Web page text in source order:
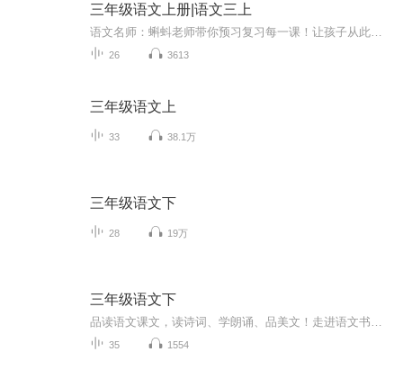
三年级语文上册|语文三上
26 3613
三年级语文上
33 38.1万
三年级语文下
28 19万
三年级语文下
35 1554